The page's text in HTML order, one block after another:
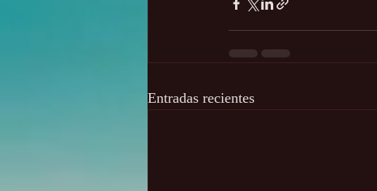
Entradas recientes